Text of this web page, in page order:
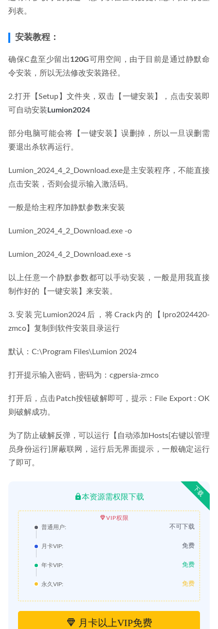
列表。
安装教程：
确保C盘至少留出120G 可用空间，由于目前是通过静默命
令安装，所以无法修改安装路径。
2.打开【Setup】文件夹，双击【一键安装】，点击安装即
可自动安装 Lumion2024
部分电脑可能会将【一键安装】误删掉，所以一旦误删需
要退出杀软再运行。
Lumion_2024_4_2_Download.exe是主安装程序，不能直接
点击安装，否则会提示输入激活码。
一般是给主程序加静默参数来安装
Lumion_2024_4_2_Download.exe -o
Lumion_2024_4_2_Download.exe -s
以上任意一个静默参数都可以手动安装，一般是用我直接
制作好的【一键安装】来安装。
3.安装完Lumion2024后，将Crack内的【lpro2024420-
zmco】复制到软件安装目录运行
默认：C:\Program Files\Lumion 2024
打开提示输入密码，密码为：cgpersia-zmco
打开后，点击Patch按钮破解即可，提示：File Export : OK
则破解成功。
为了防止破解反弹，可以运行【自动添加Hosts[右键以管理
员身份运行]屏蔽联网，运行后无界面提示，一般确定运行
了即可。
下载
本资源需权限下载
VIP权限
普通用户:
不可下载
月卡VIP: 免费
年卡VIP: 免费
永久VIP: 免费
月卡以上VIP免费